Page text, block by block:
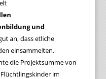
und
an, dass etliche
einsammelten.
die Projektsumme von
im